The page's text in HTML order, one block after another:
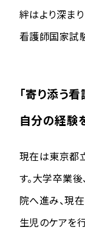
絆はより深ま
看護師国家試
「寄り添う
自分の経験
現在は東京都
す。大学卒業
院へ進み、現
生児のケアを